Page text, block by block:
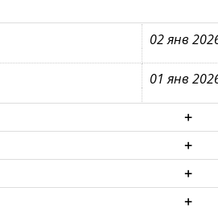
02 янв
01 янв
+
+
+
+